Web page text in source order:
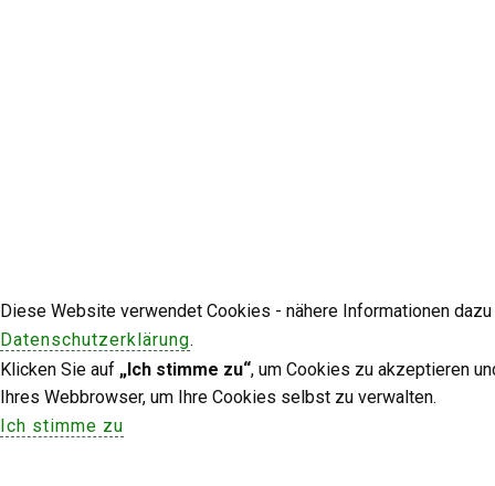
Diese Website verwendet Cookies - nähere Informationen
Datenschutzerklärung.
Klicken Sie auf „Ich stimme zu“, um Cookies zu akzeptieren
Ihres Webbrowser, um Ihre Cookies selbst zu verwalten.
Ich stimme zu